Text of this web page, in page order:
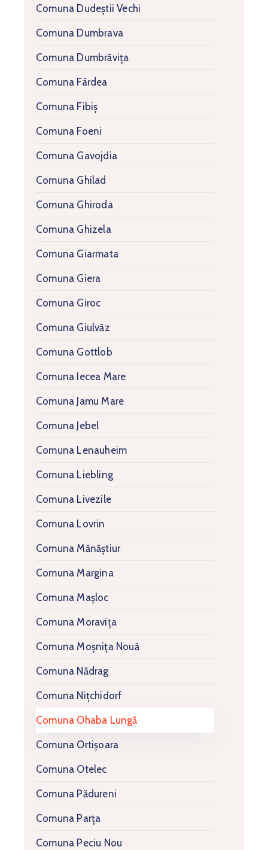
Comuna Dudeștii Vechi
Comuna Dumbrava
Comuna Dumbrăvița
Comuna Fârdea
Comuna Fibiș
Comuna Foeni
Comuna Gavojdia
Comuna Ghilad
Comuna Ghiroda
Comuna Ghizela
Comuna Giarmata
Comuna Giera
Comuna Giroc
Comuna Giulvăz
Comuna Gottlob
Comuna Iecea Mare
Comuna Jamu Mare
Comuna Jebel
Comuna Lenauheim
Comuna Liebling
Comuna Livezile
Comuna Lovrin
Comuna Mănăștiur
Comuna Margina
Comuna Mașloc
Comuna Moravița
Comuna Moșnița Nouă
Comuna Nădrag
Comuna Nițchidorf
Comuna Ohaba Lungă
Comuna Ortișoara
Comuna Otelec
Comuna Pădureni
Comuna Parța
Comuna Peciu Nou